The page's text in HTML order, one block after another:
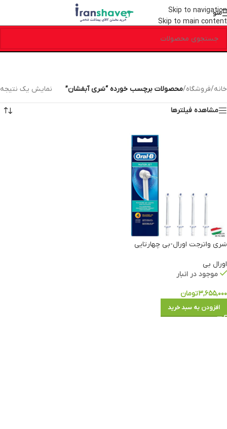
Skip to navigation
Skip to main content
منو
خانه/فروشگاه/محصولات برچسب خورده “سَری آبفشان” نمایش یک نتیجه
مشاهده فیلترها
سَری واترجت اورال-بی چهارتایی
اورال بی
موجود در انبار
۳,۶۵۵,۰۰۰تومان
افزودن به سبد خرید